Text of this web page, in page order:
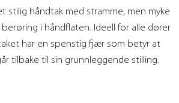
stilig håndtak med stramme, men myke
i håndflaten. Ideell for alle dører
har en spenstig fjær som betyr at
tilbake til sin grunnleggende stilling.